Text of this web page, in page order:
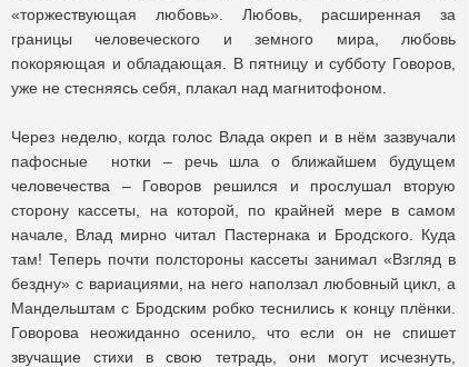
«торжествующая любовь». Любовь, расширенная за
границы человеческого и земного мира, любовь
покоряющая и обладающая. В пятницу и субботу Говоров,
уже не стесняясь себя, плакал над магнитофоном.
Через неделю, когда голос Влада окреп и в нём зазвучали
пафосные нотки – речь шла о ближайшем будущем
человечества – Говоров решился и прослушал вторую
сторону кассеты, на которой, по крайней мере в самом
начале, Влад мирно читал Пастернака и Бродского. Куда
там! Теперь почти полстороны кассеты занимал «Взгляд в
бездну» с вариациями, на него наползал любовный цикл, а
Мандельштам с Бродским робко теснились к концу плёнки.
Говорова неожиданно осенило, что если он не спишет
звучащие стихи в свою тетрадь, они могут исчезнуть,